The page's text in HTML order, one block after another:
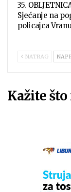
35.
Sjećanje na
policajca
NATRAG
Kažite